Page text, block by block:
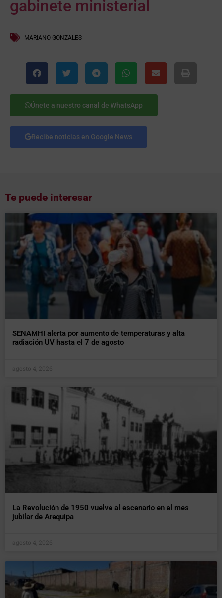
gabinete ministerial
MARIANO GONZALES
Únete a nuestro canal de WhatsApp
Recibe noticias en Google News
Te puede interesar
SENAMHI alerta por aumento de temperaturas y alta
radiación UV hasta el 7 de agosto
agosto 4, 2026
La Revolución de 1950 vuelve al escenario en el mes
jubilar de Arequipa
agosto 4, 2026